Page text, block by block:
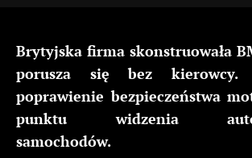
Brytyjska firma skonstruowała
porusza się bez kierowcy.
poprawienie bezpieczeństwa
punktu widzenia
samochodów.